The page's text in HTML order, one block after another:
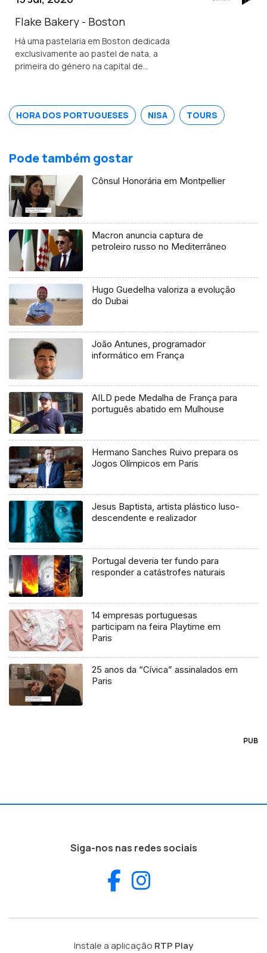
e um show audiovisual tecnológico.
Flake Bakery - Boston
Há uma pastelaria em Boston dedicada
exclusivamente ao pastel de nata, a
primeira do género na capital de
HORA DOS PORTUGUESES NISA TOURS
Pode também gostar
Cônsul Honorária em Montpellier
Macron anuncia captura de
petroleiro russo no Mediterrâneo
Hugo Guedelha valoriza a evolução
do Dubai
João Antunes, programador
informático em França
AILD pede Medalha de França para
português abatido em Mulhouse
Hermano Sanches Ruivo prepara os
Jogos Olímpicos em Paris
Jesus Baptista, artista plástico luso-
descendente e realizador
Portugal deveria ter fundo para
responder a catástrofes naturais
14 empresas portuguesas
participam na feira Playtime em
Paris
25 anos da “Cívica” assinalados em
Paris
PUB
Siga-nos nas redes sociais
Facebook
Instale a aplicação RTP Play